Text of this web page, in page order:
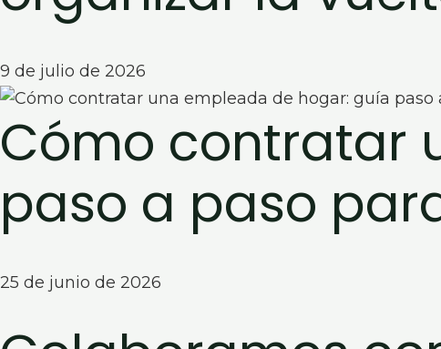
9 de julio de 2026
Cómo contratar
paso a paso
25 de junio de 2026